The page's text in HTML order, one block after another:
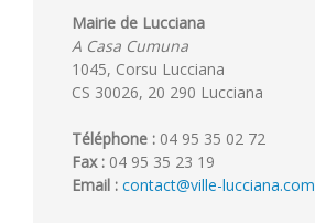
Mairie de Lucciana
A Casa Cumuna
1045, Corsu Lucciana
CS 30026, 20 290 Lucciana
Téléphone : 04 95 35 02 72
Fax : 04 95 35 23 19
Email : contact@ville-lucciana.com